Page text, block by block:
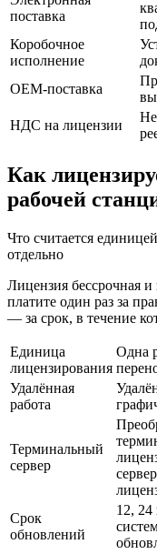
поставка
Коробочное
исполнение
OEM-поставка
НДС на лицензии
Как
рабочей
Что считается
отдельно
Лицензия бессрочная
платите один раз за
— за срок, в течение
Единица
лицензирования
Одна
Удалённая
работа
Терминальный
сервер
Срок
обновлений
12, 24